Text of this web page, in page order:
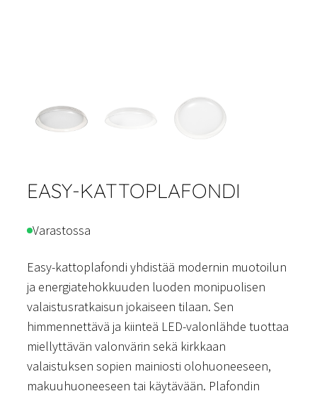
EASY-KATTOPLAFONDI
Varastossa
Easy-kattoplafondi yhdistää modernin muotoilun
ja energiatehokkuuden luoden monipuolisen
valaistusratkaisun jokaiseen tilaan. Sen
himmennettävä ja kiinteä LED-valonlähde tuottaa
miellyttävän valonvärin sekä kirkkaan
valaistuksen sopien mainiosti olohuoneeseen,
makuuhuoneeseen tai käytävään. Plafondin